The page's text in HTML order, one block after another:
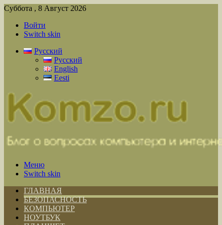
Суббота , 8 Август 2026
Войти
Switch skin
Русский
Русский
English
Eesti
Меню
Switch skin
ГЛАВНАЯ
БЕЗОПАСНОСТЬ
КОМПЬЮТЕР
НОУТБУК